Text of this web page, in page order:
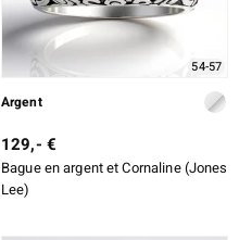
54-57
Argent
129,- €
Bague en argent et Cornaline (Jones
Lee)